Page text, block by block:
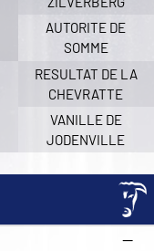
AUTORITE DE
SOMME
RESULTAT DE LA
CHEVRATTE
VANILLE DE
JODENVILLE
—